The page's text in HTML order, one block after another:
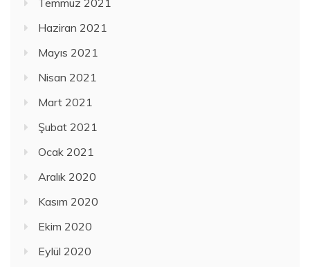
Haziran 2021
Mayıs 2021
Nisan 2021
Mart 2021
Şubat 2021
Ocak 2021
Aralık 2020
Kasım 2020
Ekim 2020
Eylül 2020